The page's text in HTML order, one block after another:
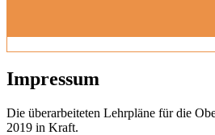
Impressum
Die überarbeiteten Lehrpläne für die
2019 in Kraft.